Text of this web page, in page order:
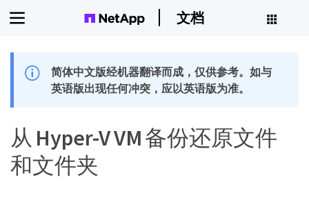
文档
简体中文版经机器翻译而成，仅供参考。如与
英语版出现任何冲突，应以英语版为准。
从 Hyper-V VM 备份还原文件
和文件夹